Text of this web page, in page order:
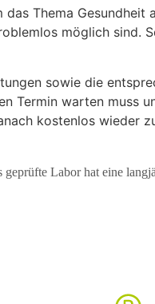
Thema Gesundheit
möglich sind.
sowie die
Termin warten muss
kostenlos wieder
Labor hat eine